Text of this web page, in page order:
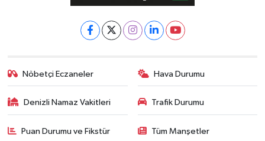
Nöbetçi Eczaneler Hava Durumu
Denizli Namaz Vakitleri Trafik Durumu
Puan Durumu ve Fikstür Tüm Manşetler